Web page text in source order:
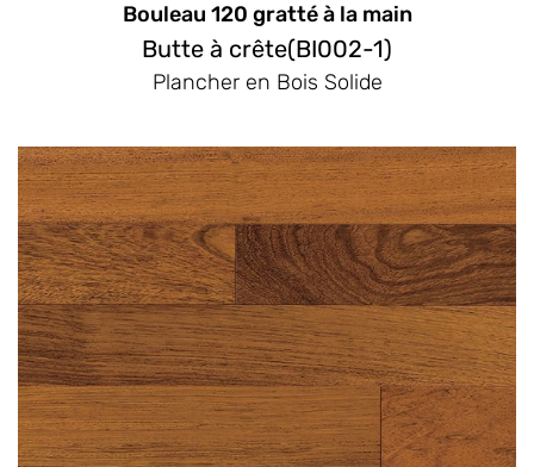
Bouleau 120 gratté à la main
Butte à crête(BI002-1)
Plancher en Bois Solide